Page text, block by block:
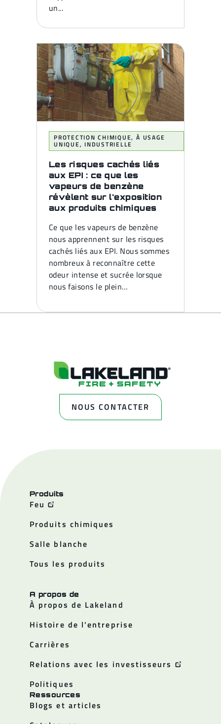
un...
PROTECTION CHIMIQUE, À USAGE
UNIQUE, INDUSTRIELLE
Les risques cachés liés
aux EPI : ce que les
vapeurs de benzène
révèlent sur l'exposition
aux produits chimiques
Ce que les vapeurs de benzène
nous apprennent sur les risques
cachés liés aux EPI. Nous sommes
nombreux à reconnaître cette
odeur intense et sucrée lorsque
nous faisons le plein…
NOUS CONTACTER
Produits
Feu
Produits chimiques
Salle blanche
Tous les produits
A propos de
À propos de Lakeland
Histoire de l'entreprise
Carrières
Relations avec les investisseurs
Politiques
Ressources
Blogs et articles